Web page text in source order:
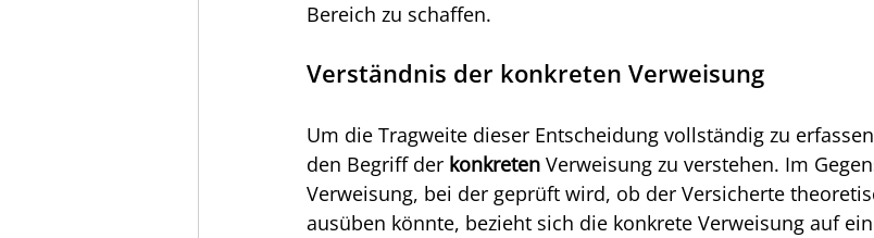
Bereich zu schaffen.
Verständnis der konkreten Verweisung
Um die Tragweite dieser Entscheidung vollständig zu
den Begriff der konkreten Verweisung zu verstehen. Im
Verweisung, bei der geprüft wird, ob der Versicherte
ausüben könnte, bezieht sich die konkrete Verweisung auf